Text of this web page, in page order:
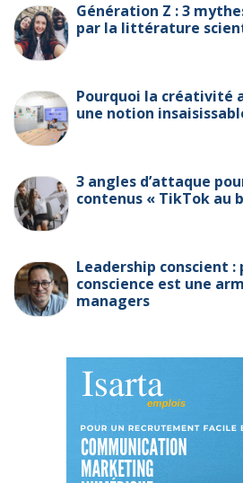
Génération Z : 3
par la littérature
Pourquoi la créativité
une notion
3 angles d’attaque
contenus « TikTok au
Leadership conscient
conscience est une
managers